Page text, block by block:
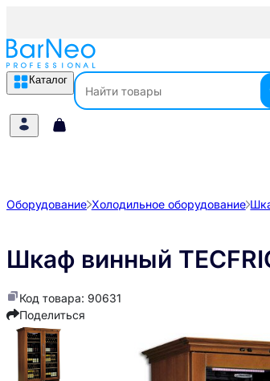
Каталог
Оборудование Холодильное оборудование
Шкаф винный
Код товара: 90631
Поделиться